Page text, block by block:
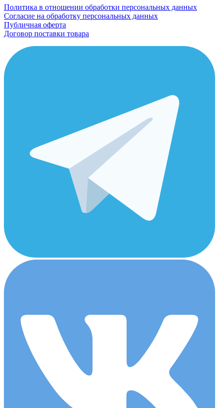
Политика в отношении обработки персональных данных
Согласие на обработку персональных данных
Публичная оферта
Договор поставки товара